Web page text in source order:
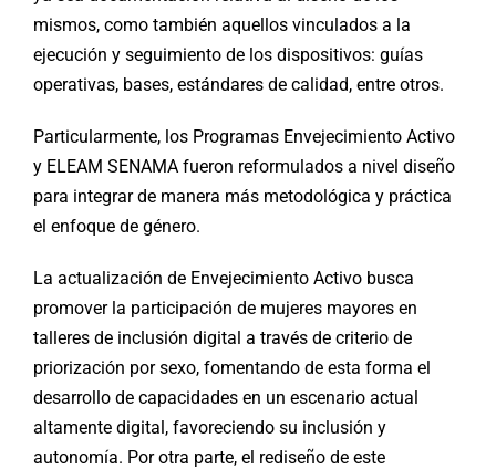
mismos, como también aquellos vinculados a la
ejecución y seguimiento de los dispositivos: guías
operativas, bases, estándares de calidad, entre otros.
Particularmente, los Programas Envejecimiento Activo
y ELEAM SENAMA fueron reformulados a nivel diseño
para integrar de manera más metodológica y práctica
el enfoque de género.
La actualización de Envejecimiento Activo busca
promover la participación de mujeres mayores en
talleres de inclusión digital a través de criterio de
priorización por sexo, fomentando de esta forma el
desarrollo de capacidades en un escenario actual
altamente digital, favoreciendo su inclusión y
autonomía. Por otra parte, el rediseño de este